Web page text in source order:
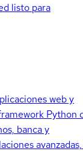
listo para
web y
Python
banca y